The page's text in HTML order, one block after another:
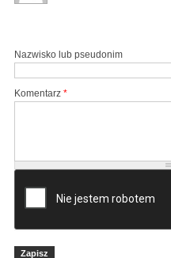
Nazwisko lub pseudonim
Komentarz *